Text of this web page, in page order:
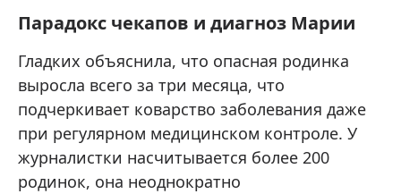
Парадокс чекапов и диагноз Марии
Гладких объяснила, что опасная родинка
выросла всего за три месяца, что
подчеркивает коварство заболевания даже
при регулярном медицинском контроле. У
журналистки насчитывается более 200
родинок, она неоднократно